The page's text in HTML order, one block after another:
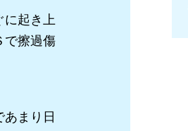
起き上
で擦過傷
まり日